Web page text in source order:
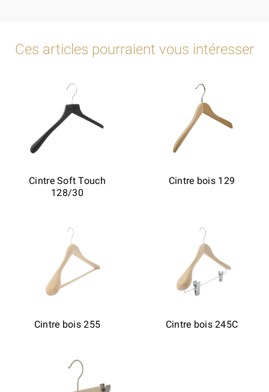
Ces articles pourraient vous intéresser
Cintre Soft Touch
128/30
Cintre bois 129
Cintre bois 255 Cintre bois 245C